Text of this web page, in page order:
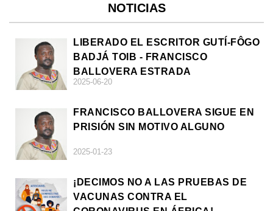
NOTICIAS
LIBERADO EL ESCRITOR GUTÍ-FÔGO
BADJÁ TOIB - FRANCISCO
BALLOVERA ESTRADA
2025-06-20
FRANCISCO BALLOVERA SIGUE EN
PRISIÓN SIN MOTIVO ALGUNO
2025-01-23
¡DECIMOS NO A LAS PRUEBAS DE
VACUNAS CONTRA EL